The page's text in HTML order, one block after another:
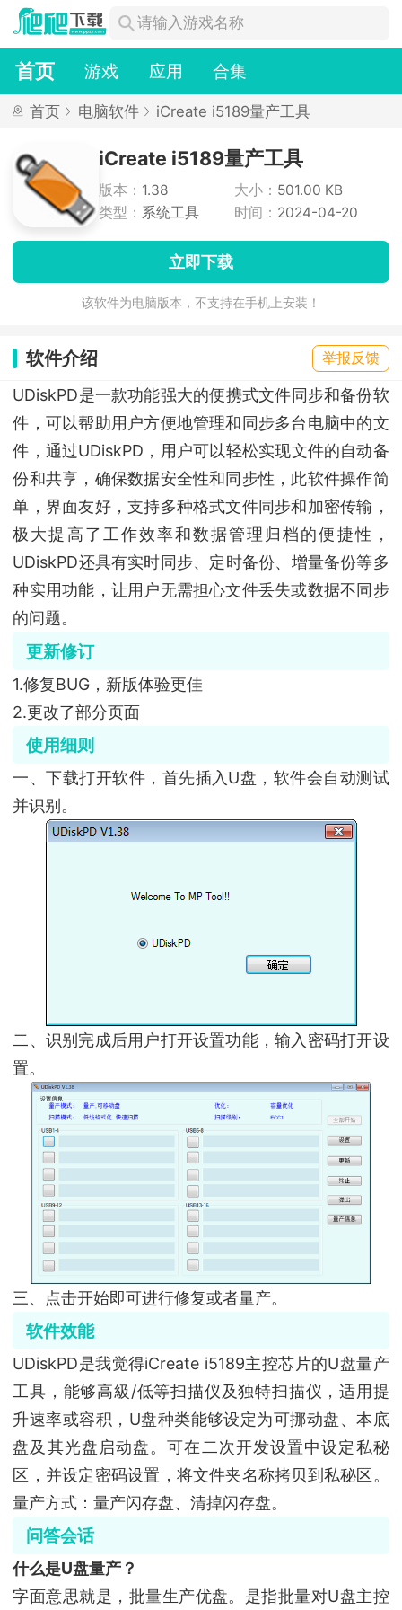
首页 游戏 应用 合集
首页 电脑软件 iCreate i5189量产工具
iCreate i5189量产工具
版本： 1.38 大小： 501.00 KB
类型： 系统工具 时间： 2024-04-20
立即下载
该软件为电脑版本，不支持在手机上安装！
软件介绍 举报反馈
UDiskPD是一款功能强大的便携式文件同步和备份软
件，可以帮助用户方便地管理和同步多台电脑中的文
件，通过UDiskPD，用户可以轻松实现文件的自动备
份和共享，确保数据安全性和同步性，此软件操作简
单，界面友好，支持多种格式文件同步和加密传输，
极大提高了工作效率和数据管理归档的便捷性，
UDiskPD还具有实时同步、定时备份、增量备份等多
种实用功能，让用户无需担心文件丢失或数据不同步
的问题。
更新修订
1.修复BUG，新版体验更佳
2.更改了部分页面
使用细则
一、下载打开软件，首先插入U盘，软件会自动测试
并识别。
二、识别完成后用户打开设置功能，输入密码打开设
置。
三、点击开始即可进行修复或者量产。
软件效能
UDiskPD是我觉得iCreate i5189主控芯片的U盘量产
工具，能够高級/低等扫描仪及独特扫描仪，适用提
升速率或容积，U盘种类能够设定为可挪动盘、本底
盘及其光盘启动盘。可在二次开发设置中设定私秘
区，并设定密码设置，将文件夹名称拷贝到私秘区。
量产方式：量产闪存盘、清掉闪存盘。
问答会话
什么是U盘量产？
字面意思就是，批量生产优盘。是指批量对U盘主控